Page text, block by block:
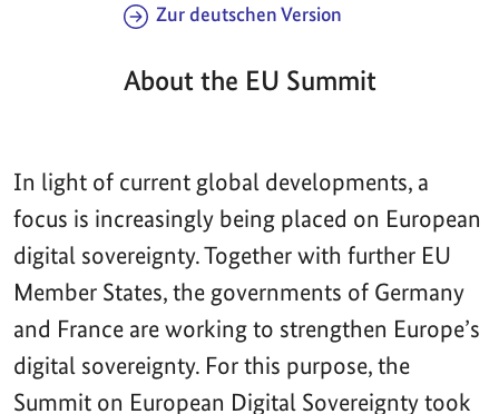
Zur deutschen Version
About the EU Summit
In light of current global developments, a
focus is increasingly being placed on European
digital sovereignty. Together with further EU
Member States, the governments of Germany
and France are working to strengthen Europe’s
digital sovereignty. For this purpose, the
Summit on European Digital Sovereignty took